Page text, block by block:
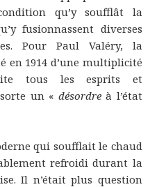
qu’y soufflât la
fusionnassent diverses
Pour Paul Valéry, la
en 1914 d’une multiplicité
tous les esprits et
un «désordre à l’état
qui soufflait le chaud
refroidi durant la
Il n’était plus question